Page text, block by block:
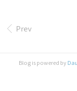
가
Prev
Blog is powered by